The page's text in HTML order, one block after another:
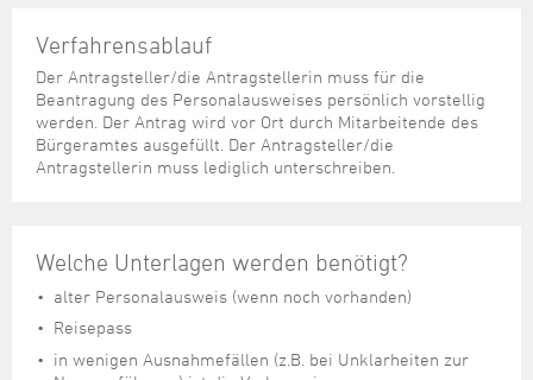
Verfahrensablauf
Der Antragsteller/die Antragstellerin muss für die
Beantragung des Personalausweises persönlich vorstellig
werden. Der Antrag wird vor Ort durch Mitarbeitende des
Bürgeramtes ausgefüllt. Der Antragsteller/die
Antragstellerin muss lediglich unterschreiben.
Welche Unterlagen werden benötigt?
alter Personalausweis (wenn noch vorhanden)
Reisepass
in wenigen Ausnahmefällen (z.B. bei Unklarheiten zur